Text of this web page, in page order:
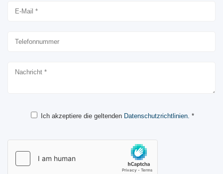
Ich akzeptiere die geltenden Datenschutzrichtlinien. *